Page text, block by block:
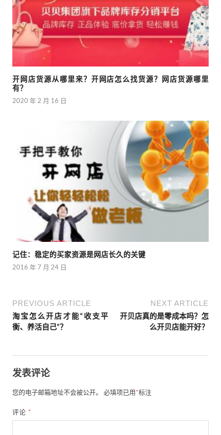
开网店货源从哪里来？开网店怎么找货源？网店货源哪里
有？
2020 年 2 月 16 日
记住：稳定的买家资源是网店长久的关键
2016 年 7 月 24 日
PREVIOUS ARTICLE
淘宝怎么开店才能“收支平
衡、养活自己”？
NEXT ARTICLE
开贝店真的是零成本吗？怎
么开贝店能开好？
发表评论
您的电子邮箱地址不会被公开。 必填项已用 *标注
评论 *